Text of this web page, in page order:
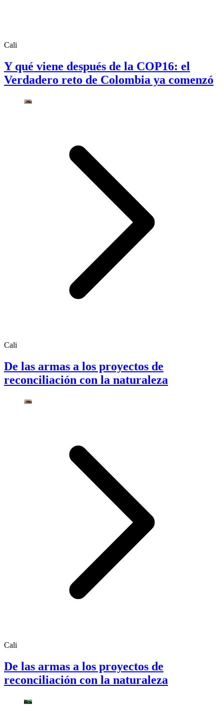
Cali
Y qué viene después de la COP16: el
Verdadero reto de Colombia ya comenzó
Cali
De las armas a los proyectos de
reconciliación con la naturaleza
Cali
De las armas a los proyectos de
reconciliación con la naturaleza